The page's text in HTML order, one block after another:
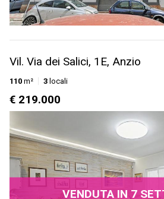
Vil. Via dei Salici, 1E, Anzio
110 m² 3 locali
€ 219.000
VENDUTA IN 7